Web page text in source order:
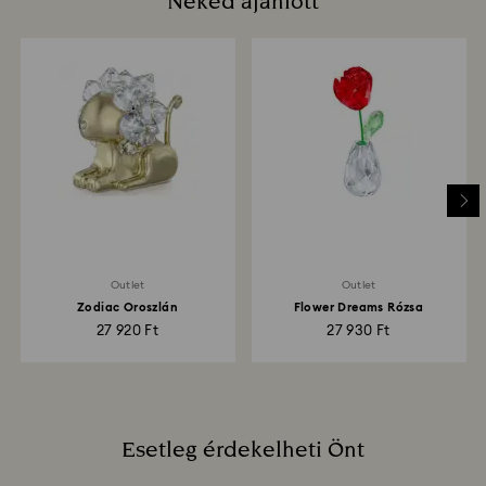
feldolgozása?
Amint beérkezik hozzánk a visszáru, regisztráljuk,
Önt pedig e-mailben értesítjük, ha a csomag
feldolgozásra került. A pénzvisszatérítés ezt követen
az Ön pénzügyi intézetének útmutatásától függően
akár 3-7 munkanapot is igénybe vehet. A jóváírás
ugyanazzal a módszerrel történik, ahogyan a
Outlet
Zodiac Oroszlán
27 920 Ft
Outlet
Flower Dreams Rózsa
27 930 Ft
Esetleg érdekelheti Önt